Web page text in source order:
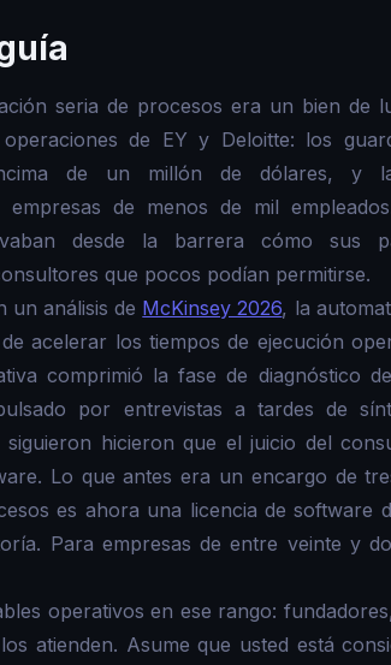
seria de procesos era un bien de
de EY y Deloitte: los
de un millón de dólares, y
de menos de mil
desde la barrera cómo sus
que pocos podían permitirse.
un análisis de McKinsey 2026, la
acelerar los tiempos de ejecución
comprimió la fase de diagnóstico
por entrevistas a tardes de
hicieron que el juicio del
Lo que antes era un encargo de
es ahora una licencia de software
Para empresas de entre veinte y
operativos en ese rango:
atienden. Asume que usted está